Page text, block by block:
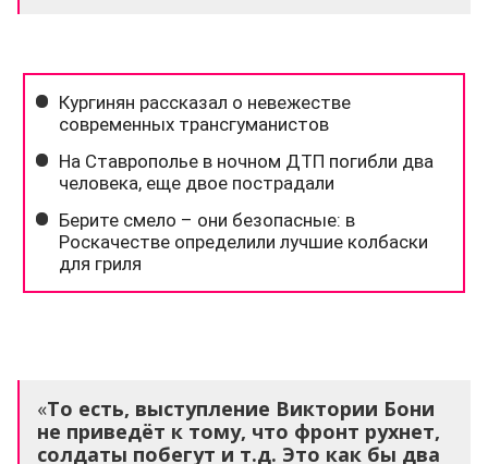
«То есть, выступление Виктории Бони
не приведёт к тому, что фронт рухнет,
солдаты побегут и т.д. Это как бы два